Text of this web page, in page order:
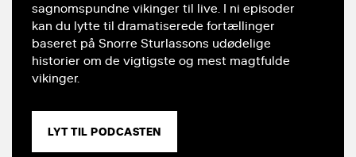
sagnomspundne vikinger til live. I ni episoder
kan du lytte til dramatiserede fortællinger
baseret på Snorre Sturlassons udødelige
historier om de vigtigste og mest magtfulde
vikinger.
LYT TIL PODCASTEN